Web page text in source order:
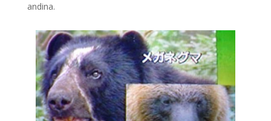
andina.